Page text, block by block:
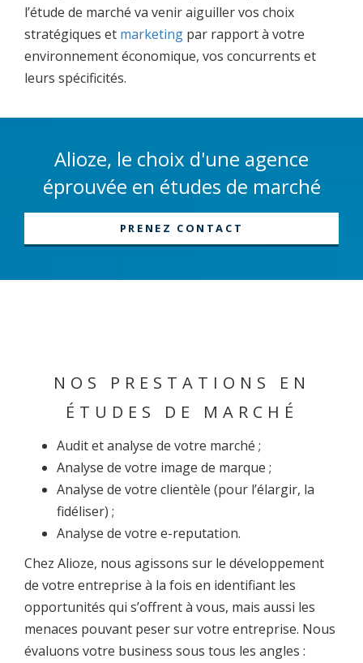
l’étude de marché va venir aiguiller vos choix
stratégiques et marketing par rapport à votre
environnement économique, vos concurrents et
leurs spécificités.
Alioze, le choix d'une agence
éprouvée en études de marché
PRENEZ CONTACT
NOS PRESTATIONS EN
ÉTUDES DE MARCHÉ
Audit et analyse de votre marché ;
Analyse de votre image de marque ;
Analyse de votre clientèle (pour l’élargir, la
fidéliser) ;
Analyse de votre e-reputation.
Chez Alioze, nous agissons sur le développement
de votre entreprise à la fois en identifiant les
opportunités qui s’offrent à vous, mais aussi les
menaces pouvant peser sur votre entreprise. Nous
évaluons votre business sous tous les angles :